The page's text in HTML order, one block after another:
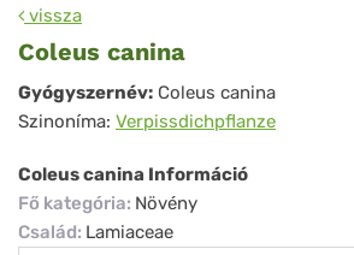
vissza
Coleus canina
Coleus
canina
Gyógyszernév: Coleus canina
Szinoníma: Verpissdichpflanze
Coleus canina Információ
Fő kategória: Növény
Család: Lamiaceae